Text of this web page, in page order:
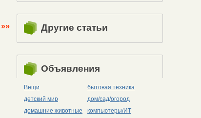
»» Другие статьи
Объявления
Вещи
бытовая техника
детский мир
дом/сад/огород
домашние животные
компьютеры/ИТ